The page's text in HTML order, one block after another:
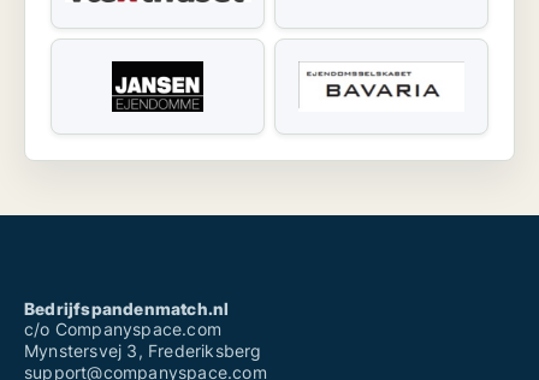
Bedrijfspandenmatch.nl
c/o Companyspace.com
Mynstersvej 3, Frederiksberg
support@companyspace.com